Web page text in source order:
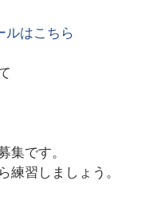
ルはこちら
集です。
練習しましょう。